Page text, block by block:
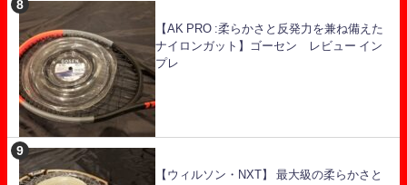
【AK PRO :柔らかさと反発力を兼ね備えた
ナイロンガット】ゴーセン レビュー イン
プレ
【ウィルソン・NXT】 最大級の柔らかさと